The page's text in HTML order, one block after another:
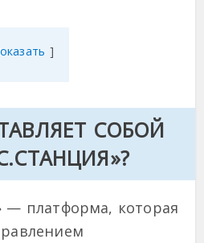
СОБОЙ
— платформа, которая